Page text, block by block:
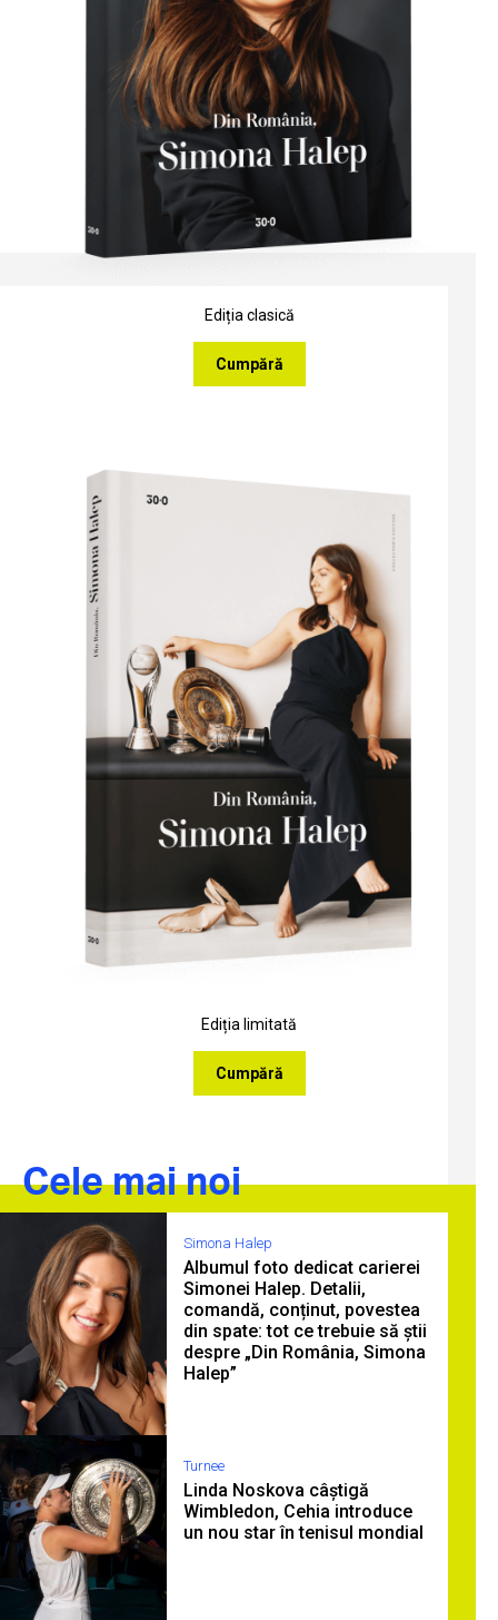
Ediția clasică
Cumpără
Ediția limitată
Cumpără
Cele mai noi
Simona Halep
Albumul foto dedicat carierei
Simonei Halep. Detalii,
comandă, conținut, povestea
din spate: tot ce trebuie să știi
despre „Din România, Simona
Halep”
Turnee
Linda Noskova câștigă
Wimbledon, Cehia introduce
un nou star în tenisul mondial